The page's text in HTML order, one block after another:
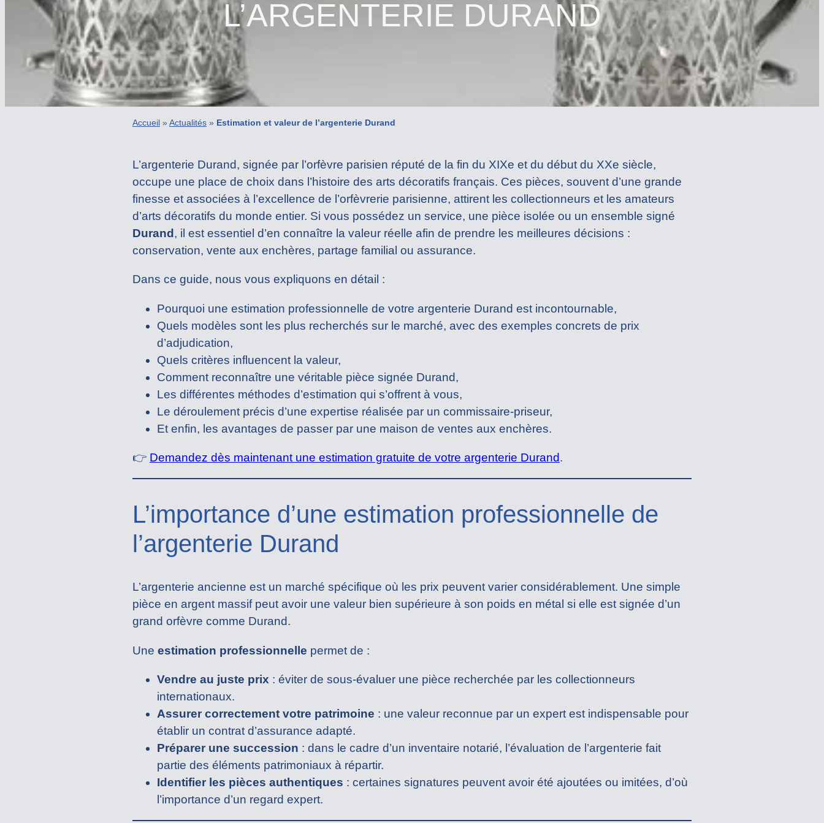
L’ARGENTERIE DURAND
Accueil »Actualités » Estimation et valeur de l’argenterie Durand
L’argenterie Durand, signée par l’orfèvre parisien réputé de la fin du XIXe et du début du XXe siècle,
occupe une place de choix dans l’histoire des arts décoratifs français. Ces pièces, souvent d’une grande
finesse et associées à l’excellence de l’orfèvrerie parisienne, attirent les collectionneurs et les amateurs
d’arts décoratifs du monde entier. Si vous possédez un service, une pièce isolée ou un ensemble signé
Durand , il est essentiel d’en connaître la valeur réelle afin de prendre les meilleures décisions :
conservation, vente aux enchères, partage familial ou assurance.
Dans ce guide, nous vous expliquons en détail :
Pourquoi une estimation professionnelle de votre argenterie Durand est incontournable,
Quels modèles sont les plus recherchés sur le marché, avec des exemples concrets de prix
d’adjudication,
Quels critères influencent la valeur,
Comment reconnaître une véritable pièce signée Durand,
Les différentes méthodes d’estimation qui s’offrent à vous,
Le déroulement précis d’une expertise réalisée par un commissaire-priseur,
Et enfin, les avantages de passer par une maison de ventes aux enchères.
👉 Demandez dès maintenant une estimation gratuite de votre argenterie Durand.
L’importance d’une estimation professionnelle de
l’argenterie Durand
L’argenterie ancienne est un marché spécifique où les prix peuvent varier considérablement. Une simple
pièce en argent massif peut avoir une valeur bien supérieure à son poids en métal si elle est signée d’un
grand orfèvre comme Durand.
Une estimation professionnelle permet de :
Vendre au juste prix : éviter de sous-évaluer une pièce recherchée par les collectionneurs
internationaux.
Assurer correctement votre patrimoine : une valeur reconnue par un expert est indispensable pour
établir un contrat d’assurance adapté.
Préparer une succession : dans le cadre d’un inventaire notarié, l’évaluation de l’argenterie fait
partie des éléments patrimoniaux à répartir.
Identifier les pièces authentiques : certaines signatures peuvent avoir été ajoutées ou imitées, d’où
l’importance d’un regard expert.